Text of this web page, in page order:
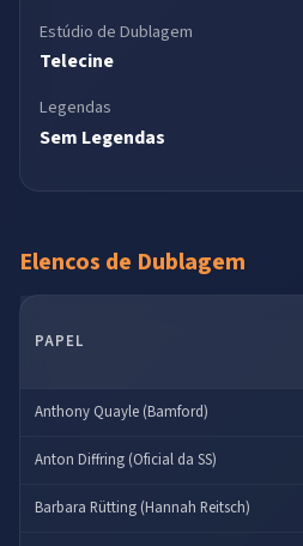
Estúdio de Dublagem
Telecine
Legendas
Sem Legendas
Elencos de Dublagem
PAPEL
Anthony Quayle (Bamford)
Anton Diffring (Oficial da SS)
Barbara Rütting (Hannah Reitsch)